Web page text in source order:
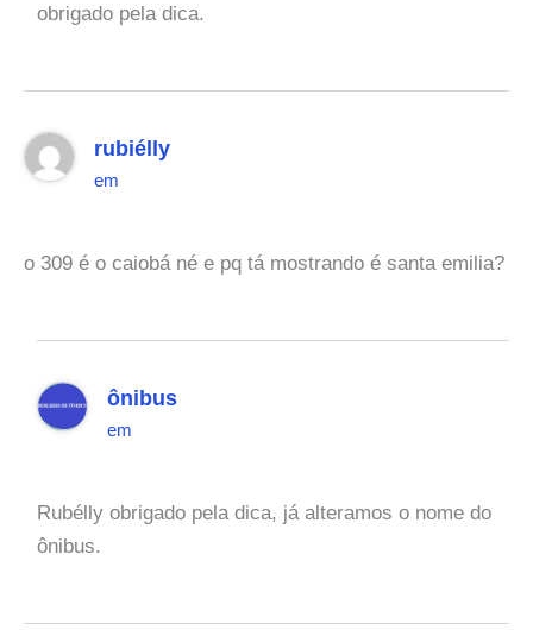
obrigado pela dica.
rubiélly
em
o 309 é o caiobá né e pq tá mostrando é santa emilia?
ônibus
em
Rubélly obrigado pela dica, já alteramos o nome do
ônibus.